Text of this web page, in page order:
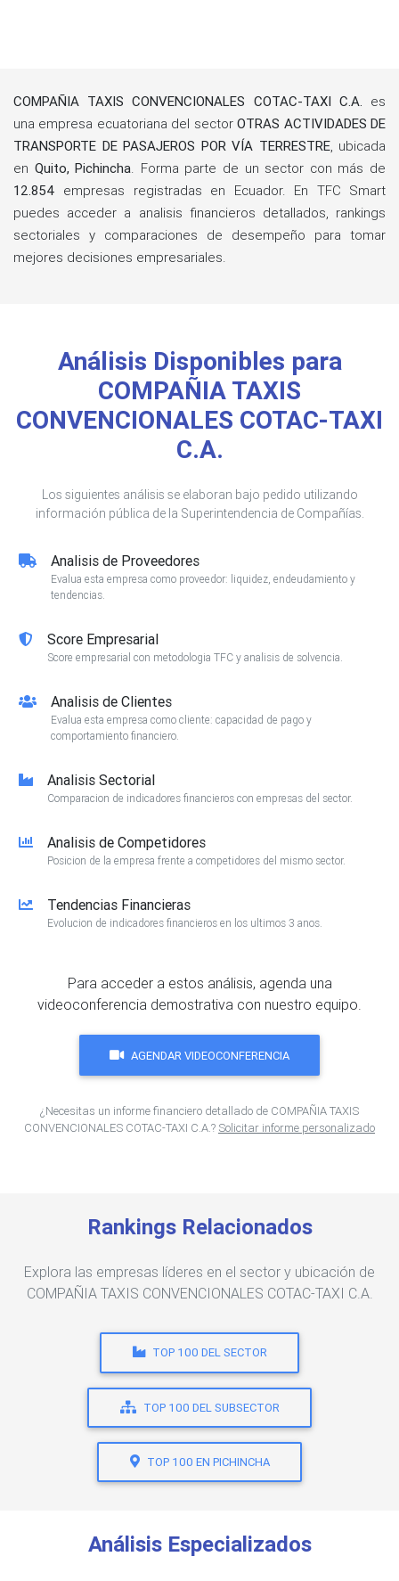
COMPAÑIA TAXIS CONVENCIONALES COTAC-TAXI C.A. es
una empresa ecuatoriana del sectorOTRAS ACTIVIDADES DE
TRANSPORTE DE PASAJEROS POR VÍA TERRESTRE, ubicada
en Quito, Pichincha. Forma parte de un sector con más de
12.854 empresas registradas en Ecuador. En TFC Smart
puedes acceder a analisis financieros detallados, rankings
sectoriales y comparaciones de desempeño para tomar
mejores decisiones empresariales.
Análisis Disponibles para
COMPAÑIA TAXIS
CONVENCIONALES COTAC-TAXI
C.A.
Los siguientes análisis se elaboran bajo pedido utilizando
información pública de la Superintendencia de Compañías.
Analisis de Proveedores
Evalua esta empresa como proveedor: liquidez, endeudamiento y
tendencias.
Score Empresarial
Score empresarial con metodologia TFC y analisis de solvencia.
Analisis de Clientes
Evalua esta empresa como cliente: capacidad de pago y
comportamiento financiero.
Analisis Sectorial
Comparacion de indicadores financieros con empresas del sector.
Analisis de Competidores
Posicion de la empresa frente a competidores del mismo sector.
Tendencias Financieras
Evolucion de indicadores financieros en los ultimos 3 anos.
Para acceder a estos análisis, agenda una
videoconferencia demostrativa con nuestro equipo.
AGENDAR VIDEOCONFERENCIA
¿Necesitas un informe financiero detallado de COMPAÑIA TAXIS
CONVENCIONALES COTAC-TAXI C.A.? Solicitar informe personalizado
Rankings Relacionados
Explora las empresas líderes en el sector y ubicación de
COMPAÑIA TAXIS CONVENCIONALES COTAC-TAXI C.A.
TOP 100 DEL SECTOR
TOP 100 DEL SUBSECTOR
TOP 100 EN PICHINCHA
Análisis Especializados